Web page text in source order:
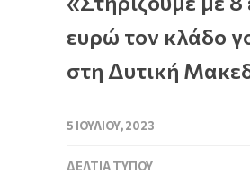
ευρώ τον κλάδο
στη Δυτική
5 ΙΟΥΛΊΟΥ, 2023
ΔΕΛΤΊΑ ΤΎΠΟΥ